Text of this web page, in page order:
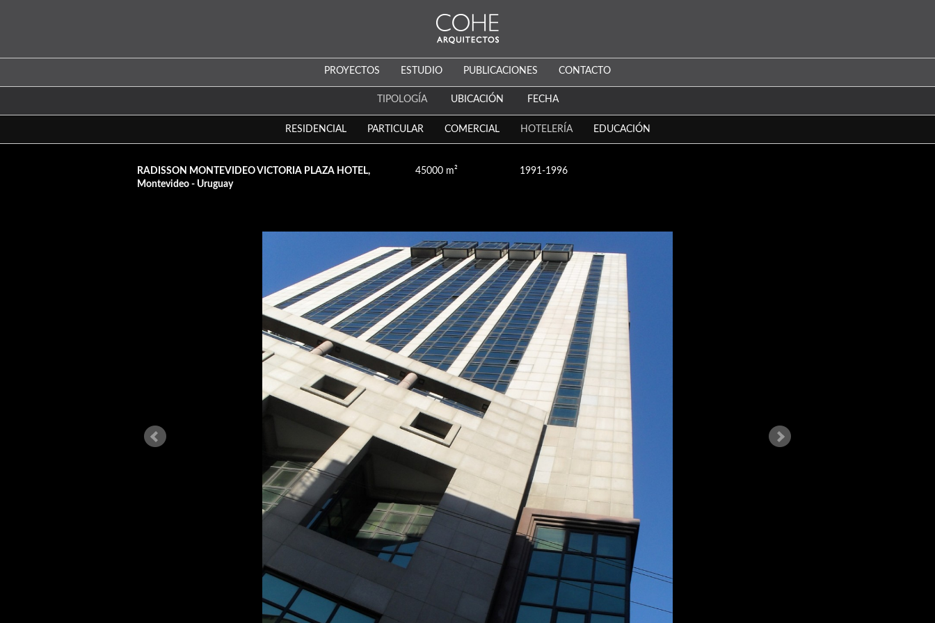
PROYECTOS ESTUDIO PUBLICACIONES CONTACTO
TIPOLOGÍA UBICACIÓN FECHA
RESIDENCIAL PARTICULAR COMERCIAL HOTELERÍA EDUCACIÓN
RADISSON MONTEVIDEO VICTORIA PLAZA HOTEL,
Montevideo - Uruguay
45000 m² 1991-1996